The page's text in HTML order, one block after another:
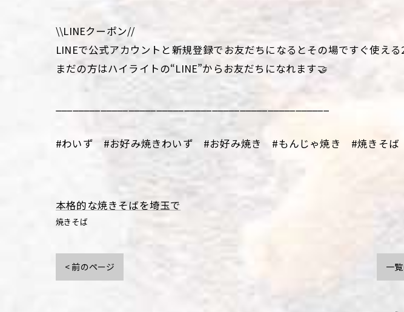
\\LINEクーポン//
LINEで公式アカウントと新規登録でお友だちになるとその場ですぐ使え
まだの方はハイライトの“LINE”からお友だちになれます🤝
#わいず #お好み焼きわいず #お好み焼き #もんじゃ焼き #焼きそ
本格的な焼きそばを埼玉で
焼きそば
< 前のページ 一